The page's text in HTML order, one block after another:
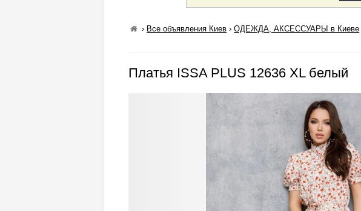
› Все объявления Киев ›ОДЕЖДА, АКСЕССУАРЫ в Киеве
Платья ISSA PLUS 12636 XL белый